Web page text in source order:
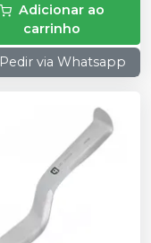
Adicionar ao
carrinho
Pedir via Whatsapp